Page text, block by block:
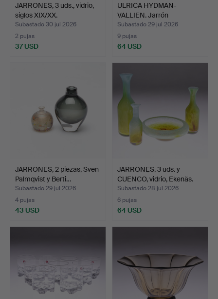
JARRONES, 3 uds., vidrio,
siglos XIX/XX.
Subastado 30 jul 2026
2 pujas
37 USD
ULRICA HYDMAN-
VALLIEN. Jarrón
"snakeflover…
Subastado 29 jul 2026
9 pujas
64 USD
JARRONES, 2 piezas, Sven
Palmqvist y Berti…
Subastado 29 jul 2026
4 pujas
43 USD
JARRONES, 3 uds. y
CUENCO, vidrio, Ekenäs.
Subastado 28 jul 2026
6 pujas
64 USD